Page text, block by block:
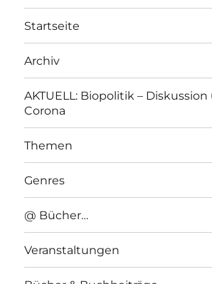
Startseite
Archiv
AKTUELL: Biopolitik –
Corona
Themen
Genres
@ Bücher…
Veranstaltungen